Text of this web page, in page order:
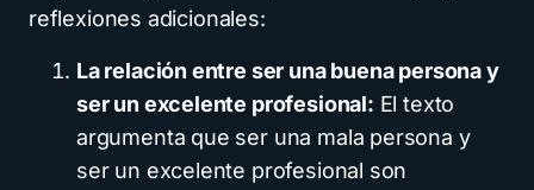
reflexiones adicionales:
La relación entre ser una buena persona y
ser un excelente profesional: El texto
argumenta que ser una mala persona y
ser un excelente profesional son